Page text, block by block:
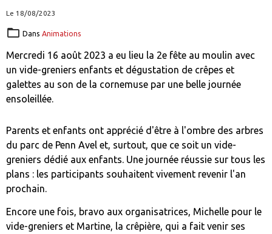
Le 18/08/2023
Dans Animations
Mercredi 16 août 2023 a eu lieu la 2e fête au moulin avec
un vide-greniers enfants et dégustation de crêpes et
galettes au son de la cornemuse par une belle journée
ensoleillée.
Parents et enfants ont apprécié d'être à l'ombre des arbres
du parc de Penn Avel et, surtout, que ce soit un vide-
greniers dédié aux enfants. Une journée réussie sur tous les
plans : les participants souhaitent vivement revenir l'an
prochain.
Encore une fois, bravo aux organisatrices, Michelle pour le
vide-greniers et Martine, la crêpière, qui a fait venir ses